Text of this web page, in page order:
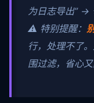
为日志导出” →
⚠️ 特别提醒：
行，处理不了
围过滤，省心又